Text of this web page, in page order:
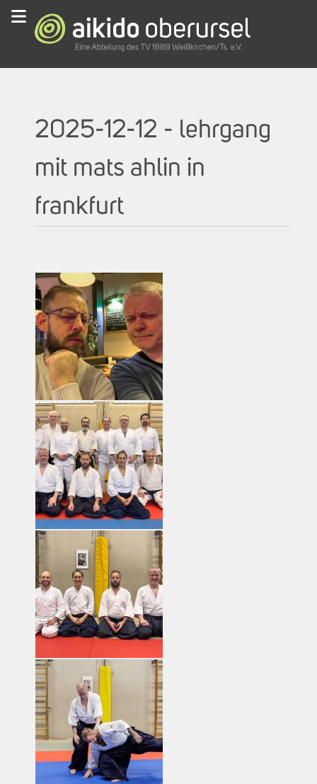
2025-12-12 - lehrgang
mit mats ahlin in
frankfurt